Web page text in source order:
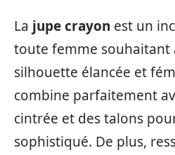
La jupe crayon est un
toute femme souhaitant
silhouette élancée et
combine parfaitement
cintrée et des talons
sophistiqué. De plus,